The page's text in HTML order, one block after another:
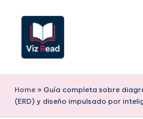
contenido
iz
R
Home » Guía completa sobre
(ERD) y diseño impulsado por